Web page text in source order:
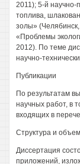
2011); 5-й научно-
топлива,
золы»
«Проблемы
2012). По теме
научно-
Публикации
По результатам
научных работ, в
входящих в
Структура и объем
Диссертация
приложений,